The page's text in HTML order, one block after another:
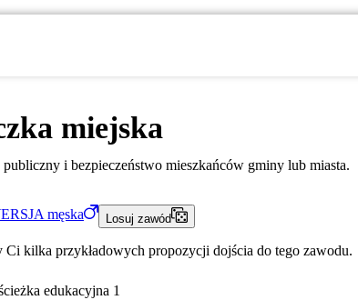
miejska
i bezpieczeństwo mieszkańców gminy lub miasta.
męska Losuj zawód
Ci kilka przykładowych propozycji dojścia do tego zawodu.
edukacyjna 1